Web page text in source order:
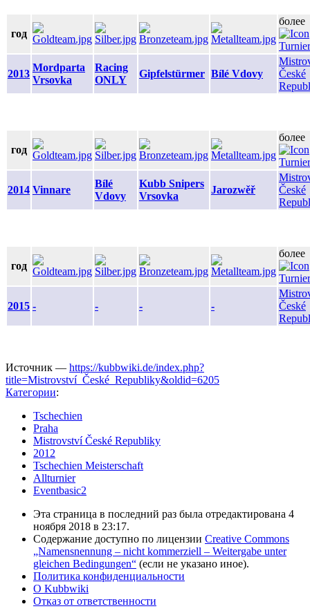
год
более
2013
Mordparta
Vrsovka
Racing
ONLY
Gipfelstürmer Bílé Vdovy
České
год
более
2014 Vinnare
Bílé
Vdovy
Kubb Snipers
Vrsovka
Jarozwěř
České
год
более
2015 - - - -
České
Источник — https://kubbwiki.de/index.php?
title=Mistrovství_České_Republiky&oldid=6205
Категории:
Tschechien
Praha
Mistrovství České Republiky
2012
Tschechien Meisterschaft
Allturnier
Eventbasic2
Эта страница в последний раз была отредактирована 4
ноября 2018 в 23:17.
Содержание доступно по лицензии Creative Commons
„Namensnennung – nicht kommerziell – Weitergabe unter
gleichen Bedingungen“ (если не указано иное).
Политика конфиденциальности
О Kubbwiki
Отказ от ответственности